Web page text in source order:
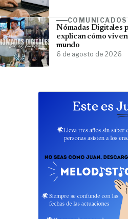
COMUNICADOS
Nómadas Digitales
explican cómo
mundo
6 de agosto de 2026